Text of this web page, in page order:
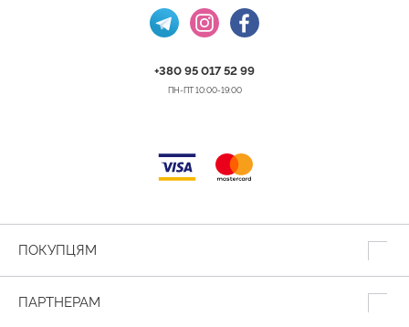
+380 95 017 52 99
ПН-ПТ 10:00-19:00
ПОКУПЦЯМ
ПАРТНЕРАМ